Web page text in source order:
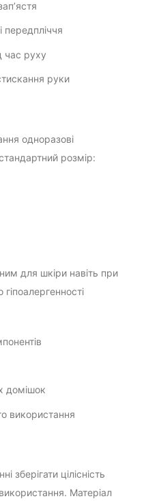
передпліччя
час руху
руки
одноразові
розмір:
для шкіри навіть при
домішок
використання
зберігати цілісність
Матеріал